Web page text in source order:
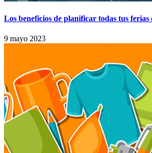
Los beneficios de planificar todas tus ferias
9 mayo 2023